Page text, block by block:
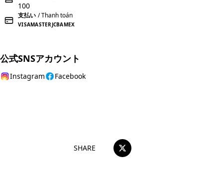
100
支払い / Thanh toán
VISAMASTERJCBAMEX
公式SNSアカウント
Instagram Facebook
SHARE